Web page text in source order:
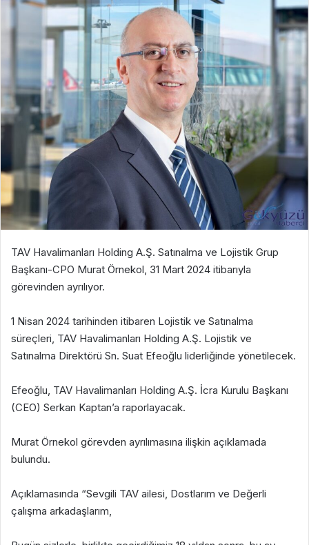
TAV Havalimanları Holding A.Ş. Satınalma ve Lojistik Grup
Başkanı-CPO Murat Örnekol, 31 Mart 2024 itibarıyla
görevinden ayrılıyor.
1 Nisan 2024 tarihinden itibaren Lojistik ve Satınalma
süreçleri, TAV Havalimanları Holding A.Ş. Lojistik ve
Satınalma Direktörü Sn. Suat Efeoğlu liderliğinde yönetilecek.
Efeoğlu, TAV Havalimanları Holding A.Ş. İcra Kurulu Başkanı
(CEO) Serkan Kaptan’a raporlayacak.
Murat Örnekol görevden ayrılımasına ilişkin açıklamada
bulundu.
Açıklamasında “Sevgili TAV ailesi, Dostlarım ve Değerli
çalışma arkadaşlarım,